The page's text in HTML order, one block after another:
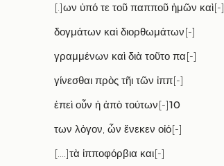
[.]ων ὐπό τε τοῦ παπποῦ ἡμῶν καὶ[-]
δογμάτων καὶ διορθωμάτων[-]
γραμμένων καὶ διὰ τοῦτο πα[-]
γίνεσθαι πρὸς τῆι τῶν ἰππ[-]
ἐπεὶ οὖν ἡ ἀπὸ τούτων[-]10
των λὀγον,ὦν ἔνεκεν οἰό[-]
[....]τὰ ἱπποφόρβια και[-]